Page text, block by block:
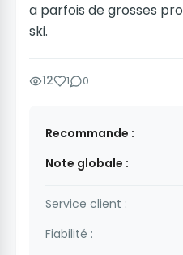
a parfois de grosses
ski.
12 1 0
Recommande :
Note globale :
Service client :
Fiabilité :